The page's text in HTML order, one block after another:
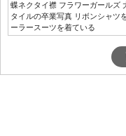
蝶ネクタイ襟 フラワーガールズ
タイルの卒業写真 リボンシャツ
ーラースーツを着ている